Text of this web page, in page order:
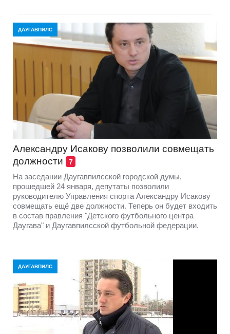
ДАУГАВПИЛС
Александру Исакову позволили совмещать
должности
7
На заседании Даугавпилсской городской думы,
прошедшей 24 января, депутаты позволили
руководителю Управления спорта Александру Исакову
совмещать ещё две должности. Теперь он будет входить
в состав правления "Детского футбольного центра
Даугава" и Даугавпилсской футбольной федерации.
ДАУГАВПИЛС